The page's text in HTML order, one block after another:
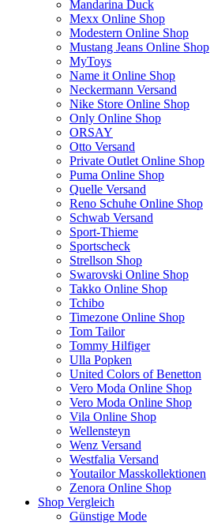
Mandarina Duck
Mexx Online Shop
Modestern Online Shop
Mustang Jeans Online Shop
MyToys
Name it Online Shop
Neckermann Versand
Nike Store Online Shop
Only Online Shop
ORSAY
Otto Versand
Private Outlet Online Shop
Puma Online Shop
Quelle Versand
Reno Schuhe Online Shop
Schwab Versand
Sport-Thieme
Sportscheck
Strellson Shop
Swarovski Online Shop
Takko Online Shop
Tchibo
Timezone Online Shop
Tom Tailor
Tommy Hilfiger
Ulla Popken
United Colors of Benetton
Vero Moda Online Shop
Vero Moda Online Shop
Vila Online Shop
Wellensteyn
Wenz Versand
Westfalia Versand
Youtailor Masskollektionen
Zenora Online Shop
Shop Vergleich
Günstige Mode